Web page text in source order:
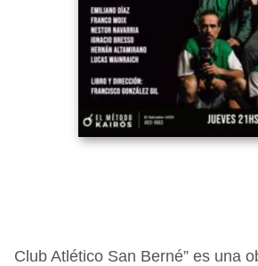
Club Atlético San Berné” es una